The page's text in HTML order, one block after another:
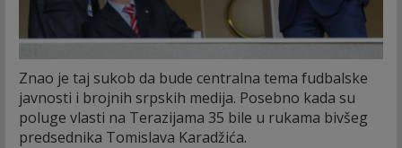
Znao je taj sukob da bude centralna tema fudbalske
javnosti i brojnih srpskih medija. Posebno kada su
poluge vlasti na Terazijama 35 bile u rukama bivšeg
predsednika Tomislava Karadžića.